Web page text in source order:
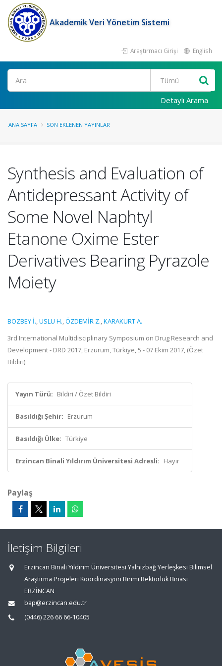
Akademik Veri Yönetim Sistemi
Araştırmacı Girişi English
Ara
Detaylı Arama
ANA SAYFA SON EKLENEN YAYINLAR
Synthesis and Evaluation of
Antidepressant Activity of
Some Novel Naphtyl
Etanone Oxime Ester
Derivatives Bearing Pyrazole
Moiety
BOZBEY İ.,USLU H.,ÖZDEMİR Z.,KARAKURT A.
3rd International Multidisciplinary Symposium on Drug Research and
Development - DRD 2017, Erzurum, Türkiye, 5 - 07 Ekim 2017, (Özet
Bildiri)
Yayın Türü: Bildiri / Özet Bildiri
Basıldığı Şehir: Erzurum
Basıldığı Ülke: Türkiye
Erzincan Binali Yıldırım Üniversitesi Adresli: Hayır
Paylaş
İletişim Bilgileri
Erzincan Binali Yıldırım Üniversitesi Yalnızbağ Yerleşkesi Bilimsel
Araştırma Projeleri Koordinasyon Birimi Rektörlük Binası
ERZİNCAN
bap@erzincan.edu.tr
(0446) 226 66 66-10405